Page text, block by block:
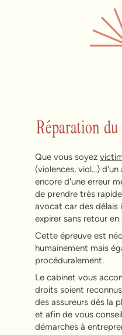
Réparation
Que vous soyez
(violences, viol...)
encore d'une erreur
de prendre très
avocat car des délais
expirer sans retour en
Cette épreuve est
humainement mais
procéduralement.
Le cabinet vous
droits soient
des assureurs dès la
et afin de vous
démarches à